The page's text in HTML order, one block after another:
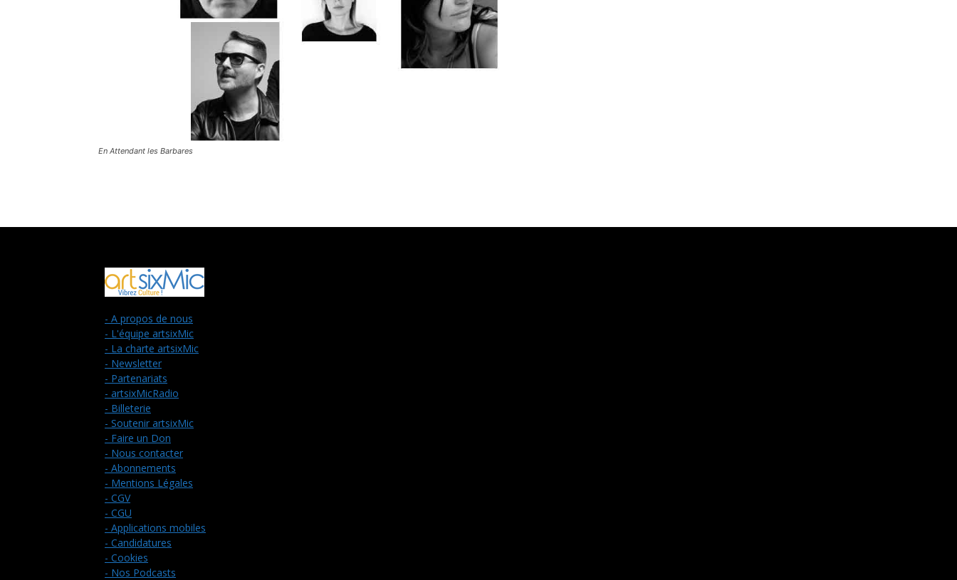
En Attendant les Barbares
- A propos de nous
- L'équipe artsixMic
- La charte artsixMic
- Newsletter
- Partenariats
- artsixMicRadio
- Billeterie
- Soutenir artsixMic
- Faire un Don
- Nous contacter
- Abonnements
- Mentions Légales
- CGV
- CGU
- Applications mobiles
- Candidatures
- Cookies
- Nos Podcasts